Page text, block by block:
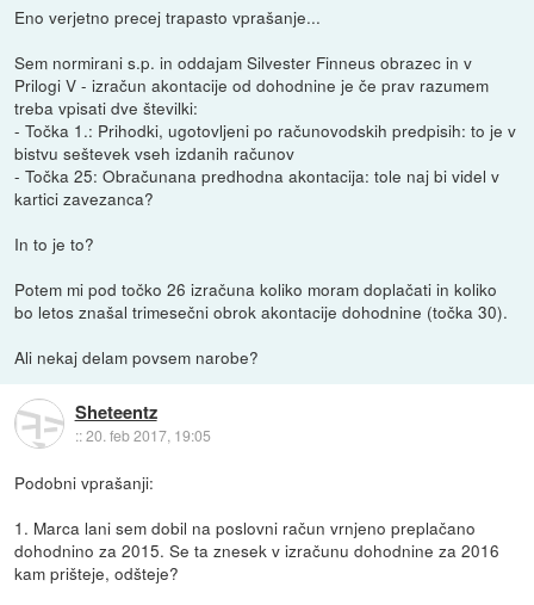
Eno verjetno precej trapasto vprašanje...
Sem normirani s.p. in oddajam Silvester Finneus obrazec in v
Prilogi V - izračun akontacije od dohodnine je če prav razumem
treba vpisati dve številki:
- Točka 1.: Prihodki, ugotovljeni po računovodskih predpisih: to je v
bistvu seštevek vseh izdanih računov
- Točka 25: Obračunana predhodna akontacija: tole naj bi videl v
kartici zavezanca?
In to je to?
Potem mi pod točko 26 izračuna koliko moram doplačati in koliko
bo letos znašal trimesečni obrok akontacije dohodnine (točka 30).
Ali nekaj delam povsem narobe?
Sheteentz
::20. feb 2017, 19:05
Podobni vprašanji:
1. Marca lani sem dobil na poslovni račun vrnjeno preplačano
dohodnino za 2015. Se ta znesek v izračunu dohodnine za 2016
kam prišteje, odšteje?